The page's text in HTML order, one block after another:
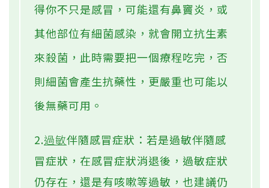
得你不只是感冒，可能還有鼻竇炎，或
其他部位有細菌感染，就會開立抗生素
來殺菌，此時需要把一個療程吃完，否
則細菌會產生抗藥性，更嚴重也可能以
後無藥可用。
2.過敏伴隨感冒症狀：若是過敏伴隨感
冒症狀，在感冒症狀消退後，過敏症狀
仍存在，還是有咳嗽等過敏，也建議仍